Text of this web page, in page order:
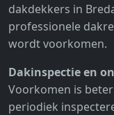
dakdekkers in
professionele
wordt voorkomen.
Dakinspectie en
Voorkomen is
periodiek